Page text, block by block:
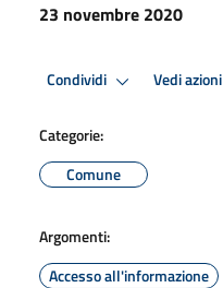
23 novembre 2020
Condividi Vedi azioni
Categorie:
Comune
Argomenti:
Accesso all'informazione